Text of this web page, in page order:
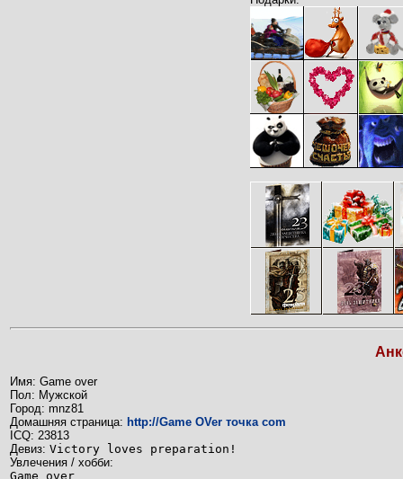
Имя: Game over
Пол: Мужской
Город: mnz81
Домашняя страница: http://Game OVer точка com
ICQ: 23813
Девиз: Victory loves preparation!
Увлечения / хобби:
Game over